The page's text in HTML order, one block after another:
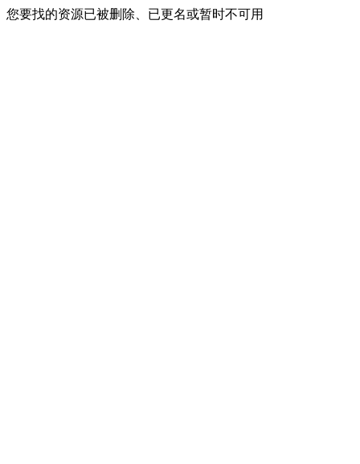
您要找的资源已被删除、已更名或暂时不可用